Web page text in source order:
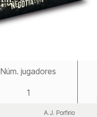
Núm. jugadores
1
A.J. Porfirio